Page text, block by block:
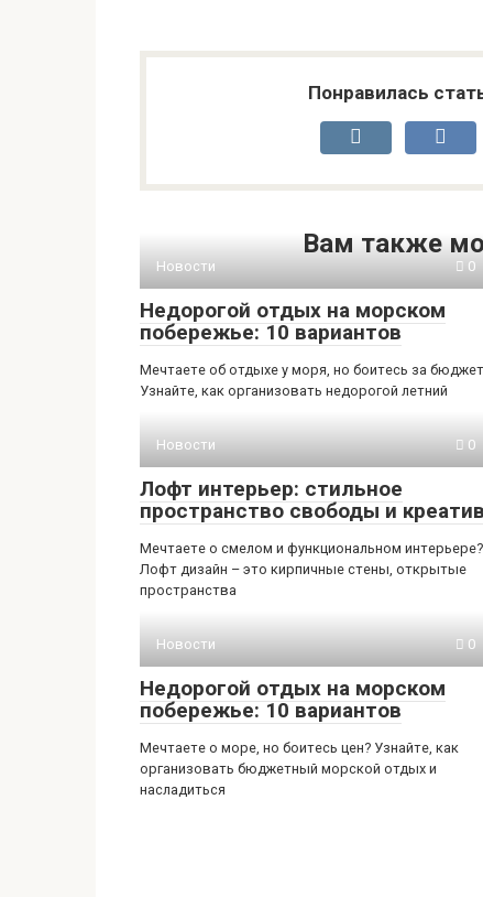
Понравилась
Вам также
Новости 0
Недорогой отдых на морском
побережье: 10 вариантов
Мечтаете об отдыхе у моря, но боитесь за
Узнайте, как организовать недорогой летний
Новости 0
Лофт интерьер: стильное
пространство свободы и
Мечтаете о смелом и функциональном интерьере?
Лофт дизайн – это кирпичные стены, открытые
пространства
Новости 0
Недорогой отдых на морском
побережье: 10 вариантов
Мечтаете о море, но боитесь цен? Узнайте, как
организовать бюджетный морской отдых и
насладиться